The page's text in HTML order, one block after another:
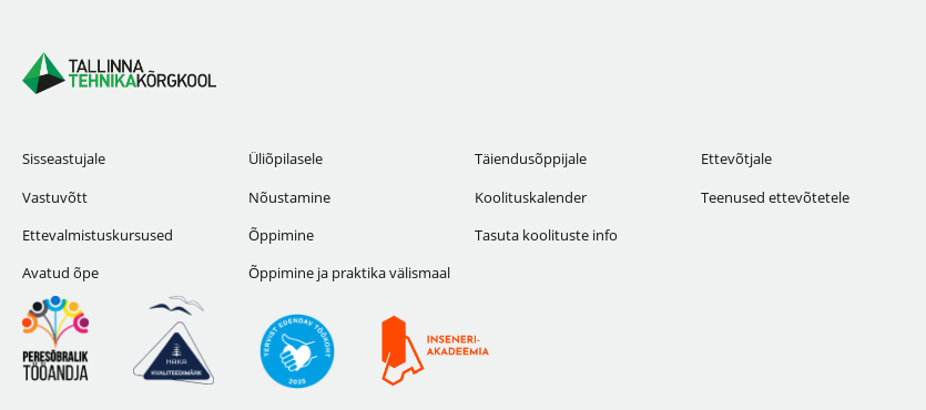
Sisseastujale
Vastuvõtt
Ettevalmistuskursused
Avatud õpe
Üliõpilasele
Nõustamine
Õppimine
Õppimine ja praktika välismaal
Täiendusõppijale
Koolituskalender
Tasuta koolituste info
Ettevõtjale
Teenused ettevõtetele